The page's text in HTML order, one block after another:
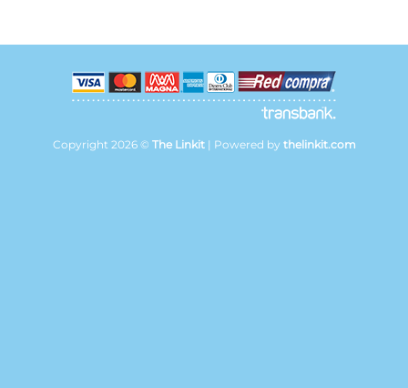
Copyright 2026 © The Linkit| Powered by thelinkit.com